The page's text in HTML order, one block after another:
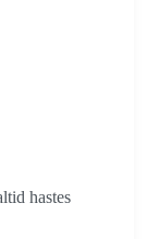
hastes